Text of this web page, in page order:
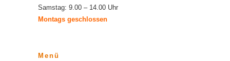
Samstag: 9.00 – 14.00 Uhr
Montags geschlossen
Menü